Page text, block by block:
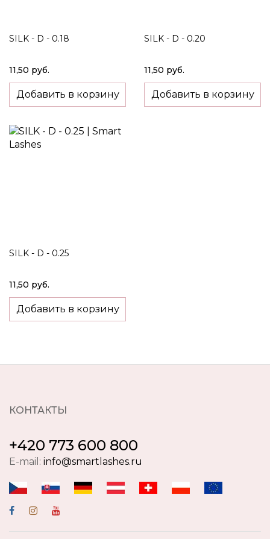
SILK - D - 0.18
11,50 руб.
Добавить в корзину
SILK - D - 0.20
11,50 руб.
Добавить в корзину
SILK - D - 0.25
11,50 руб.
Добавить в корзину
КОНТАКТЫ
+420 773 600 800
E-mail: info@smartlashes.ru